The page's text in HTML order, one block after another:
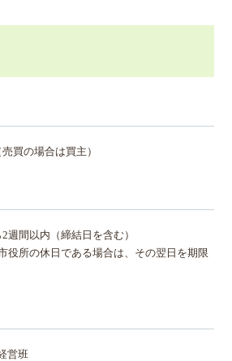
買の場合は買主）
週間以内（締結日を含む）
役所の休日である場合は、その翌日を期限
営班